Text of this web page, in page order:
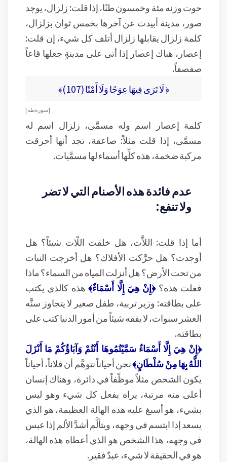
حوت وزنه مئة وخمسون طنًا، إذا قلت: زلزال، يوجد
صور، مدينة أبيدت عن آخرها بخمس ثوان بزلزال،
كلمة زلزال يقابلها زلزال أتلف كل شيء، إن قلت:
إعصار، هناك إعصار إذا أتى على مدينةٍ جعلها قاعاً
صفصفاً.
﴿ لَا تَرَى فِيهَا عِوَجًا وَلَا أَمْتًا (107)﴾
[ سورة طه ]
كلمة إعصار اسم وله مسمَّى، زلزال اسم له
مسمَّى، إذا قلت مثلاً: صاعقة، تجد أنها أحرقت
مركبة ضخمة، هذه كلِّها أسماء لها مسمَّيات.
عدم فائدة هذه الأصنام التي لا تضر
ولا تنفع:
أما إذا قلت: اللاَّت، هل خلقت اللّات شيئاً؟ هل
أوجدت؟ هل حرَّكت الأفلاك؟ هل أخرجت النبات
من تحت الأرض؟ هل أنزلت المياه من السماء؟ ماذا
فعلت هذه؟ ﴿إِنْ هِيَ إِلَّا أَسْمَاءٌ﴾ هذه كالذي يكتب
على بطاقته: وزير تربية، طفل صغير لا يتجاوز سنَّه
العشر سنوات، لا يفقه شيئاً من أمور الدنيا كتب على
بطاقته.
﴿إِنْ هِيَ إِلَّا أَسْمَاءٌ سَمَّيْتُمُوهَا أَنْتُمْ وَآبَاؤُكُمْ مَا أَنْزَلَ
اللَّهُ بِهَا مِنْ سُلْطَانٍ﴾نحن أحياناً نتوهَّم أن فلاناً، أحياناً
يكون الشخص مثلاً موظّفاً في دائرة، وهناك إنسان
أعلى منه مرتبة، يراه يفعل كل شيء وهو ليس
بشيء، هو أسبغ عليه هذه الهالة العظيمة، هو الذي
يسعد إذا ابتسم في وجهه، ويتألَّم أشدَّ الألم إذا عبس
في وجهه، هذا الشخص هو الذي أعطاه هذه الهالة،
هو في الحقيقة لا شيء، عبدٌ فقير.